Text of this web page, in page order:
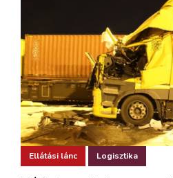
Ellátási lánc Logisztika